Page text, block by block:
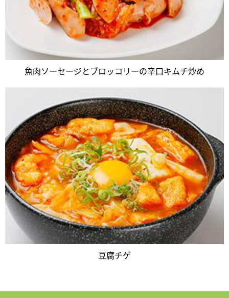
魚肉ソーセージとブロッコリーの辛口キムチ炒め
豆腐チゲ